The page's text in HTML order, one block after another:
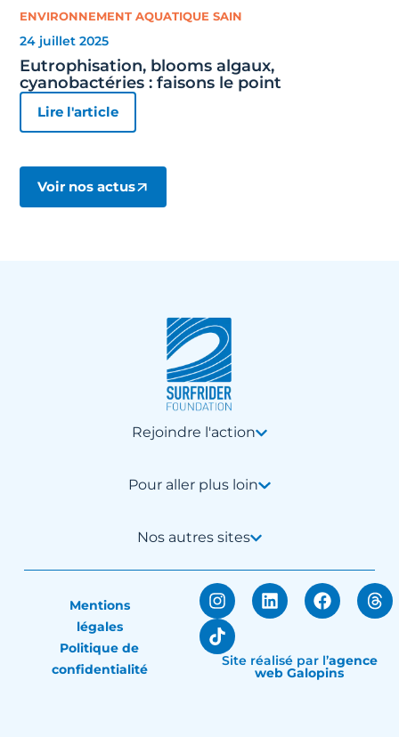
ENVIRONNEMENT AQUATIQUE SAIN
24 juillet 2025
Eutrophisation, blooms algaux,
cyanobactéries : faisons le point
Lire l'article
Voir nos actus
Rejoindre l'action
Pour aller plus loin
Nos autres sites
Mentions
légales
Politique de
confidentialité
Site réalisé par l’agence
web Galopins